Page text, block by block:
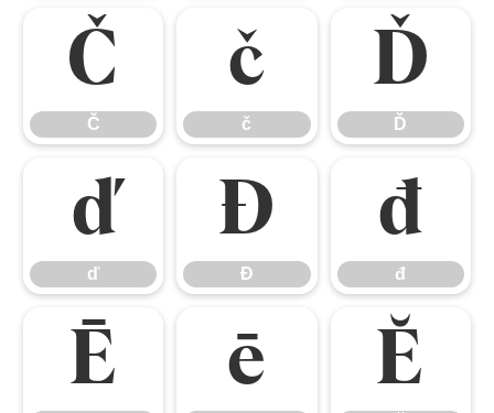
Č
Č
č
č
Ď
Ď
ď
ď
Đ
Đ
đ
đ
Ē ē Ĕ